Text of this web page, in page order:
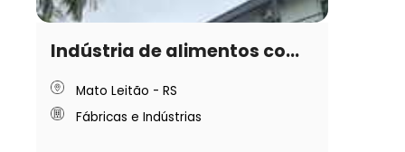
Indústria de alimentos co...
Mato Leitão - RS
Fábricas e Indústrias